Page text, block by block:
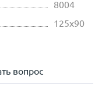
8004
125х90
вопрос